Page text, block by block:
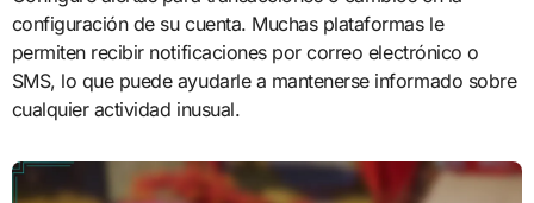
configuración de su cuenta. Muchas plataformas le
permiten recibir notificaciones por correo electrónico o
SMS, lo que puede ayudarle a mantenerse informado sobre
cualquier actividad inusual.